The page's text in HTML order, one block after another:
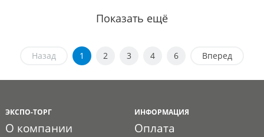
Показать ещё
Назад 1 2 3 4 6 Вперед
ЭКСПО-ТОРГ
О компании
ИНФОРМАЦИЯ
Оплата